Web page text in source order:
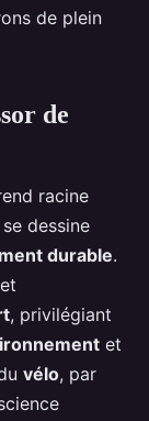
de plein
de
racine
dessine
durable.
, privilégiant
et
vélo, par